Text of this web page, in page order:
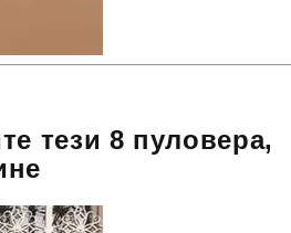
тези 8 пуловера,